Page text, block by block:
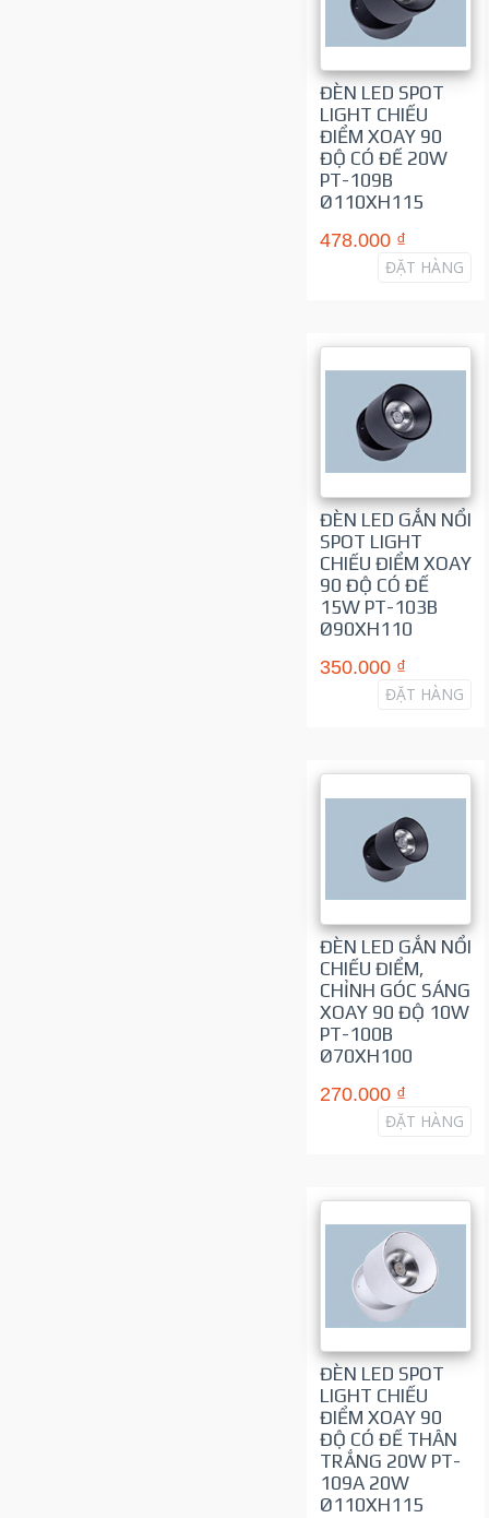
ĐÈN LED SPOT
LIGHT CHIẾU
ĐIỂM XOAY 90
ĐỘ CÓ ĐẾ 20W
PT-109B
Ø110XH115
478.000 ₫
ĐẶT HÀNG
ĐÈN LED GẮN NỔI
SPOT LIGHT
CHIẾU ĐIỂM XOAY
90 ĐỘ CÓ ĐẾ
15W PT-103B
Ø90XH110
350.000 ₫
ĐẶT HÀNG
ĐÈN LED GẮN NỔI
CHIẾU ĐIỂM,
CHỈNH GÓC SÁNG
XOAY 90 ĐỘ 10W
PT-100B
Ø70XH100
270.000 ₫
ĐẶT HÀNG
ĐÈN LED SPOT
LIGHT CHIẾU
ĐIỂM XOAY 90
ĐỘ CÓ ĐẾ THÂN
TRẮNG 20W PT-
109A 20W
Ø110XH115